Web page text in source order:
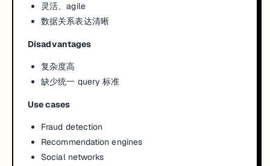
灵活、agile
数据关系表达清晰
Disadvantages
复杂度高
缺少统一 query 标准
Use cases
Fraud detection
Recommendation engines
Social networks